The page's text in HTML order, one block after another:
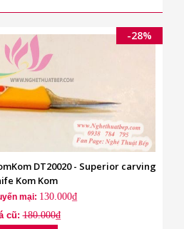
-28%
DT20020 - Superior carving
Kom Kom
mại: 130.000₫
cũ:180.000₫